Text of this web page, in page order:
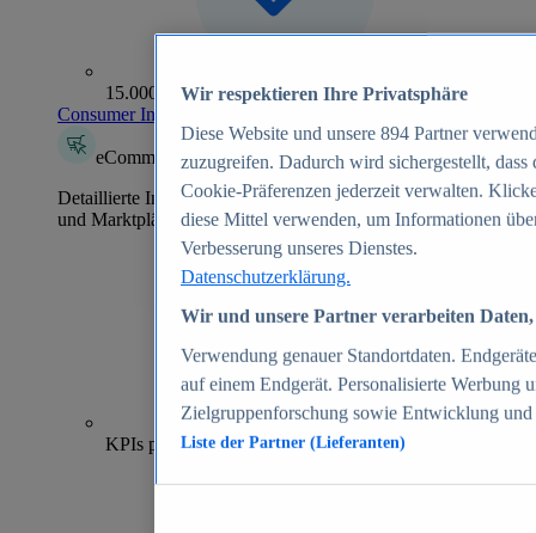
15.000+ Marken
Consumer Insights entdecken
eCommerce Insights
Detaillierte Informationen zu mehr als 39.000 Online-Shops
und Marktplätzen
70+
KPIs pro Shop
Wir respektieren Ihre Privatsphäre
Diese Website und unsere 894 Partner
zuzugreifen. Dadurch wird sichergestellt,
Cookie-Präferenzen jederzeit verwalten.
diese Mittel verwenden, um Informationen
Verbesserung unseres Dienstes.
Datenschutzerklärung.
Wir und unsere Partner verarbeiten
Verwendung genauer Standortdaten.
auf einem Endgerät. Personalisierte Werbung
Zielgruppenforschung sowie Entwicklung
Liste der Partner (Lieferanten)